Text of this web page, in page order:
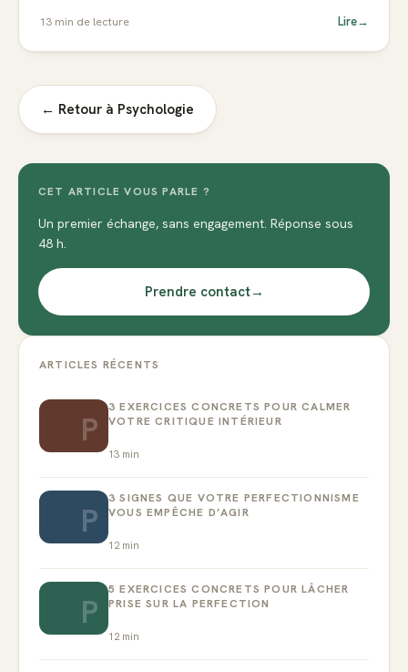
13 min de lecture Lire→
← Retour à Psychologie
CET ARTICLE VOUS PARLE ?
Un premier échange, sans engagement. Réponse sous
48 h.
Prendre contact→
ARTICLES RÉCENTS
P
3 EXERCICES CONCRETS POUR CALMER
VOTRE CRITIQUE INTÉRIEUR
13 min
P
3 SIGNES QUE VOTRE PERFECTIONNISME
VOUS EMPÊCHE D’AGIR
12min
P
5 EXERCICES CONCRETS POUR LÂCHER
PRISE SUR LA PERFECTION
12min